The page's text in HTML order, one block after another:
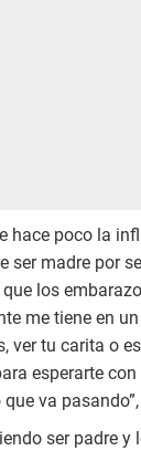
hace poco la
ser madre por
los
me tiene en
ver tu carita o
esperarte
va pasando”,
ser padre y